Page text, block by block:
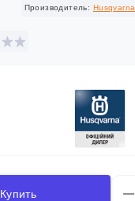
Производитель: Husqvarna
Купить